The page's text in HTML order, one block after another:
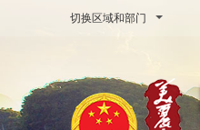
切换区域和部门